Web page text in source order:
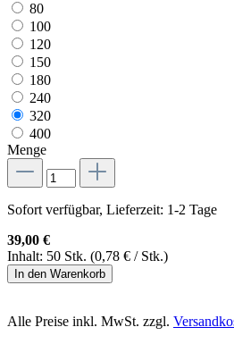
80
100
120
150
180
240
320
400
Menge
Sofort verfügbar, Lieferzeit: 1-2 Tage
39,00 €
Inhalt: 50 Stk. (0,78 € / Stk.)
In den Warenkorb
Alle Preise inkl. MwSt. zzgl.